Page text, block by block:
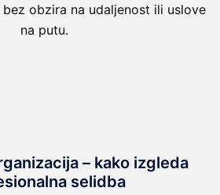
obzira na udaljenost ili uslove
na putu.
– kako izgleda
selidba